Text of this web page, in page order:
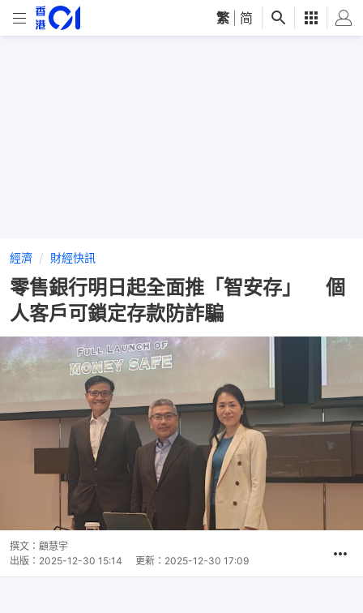
繁 简
經濟 財經快訊
零售銀行明日起全面推「智安存」 個
人客戶可鎖定存款防詐騙
撰文： 顧慧宇
出版： 2025-12-30 15:14 更新： 2025-12-30 17:09